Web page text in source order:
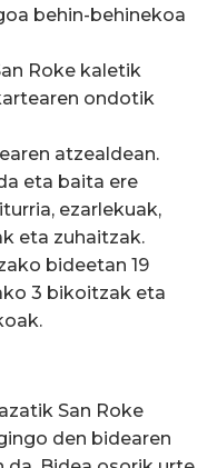
behin-behinekoa
Roke kaletik
ondotik
atzealdean.
eta baita ere
ezarlekuak,
eta zuhaitzak.
bideetan 19
3 bikoitzak eta
San Roke
den bidearen